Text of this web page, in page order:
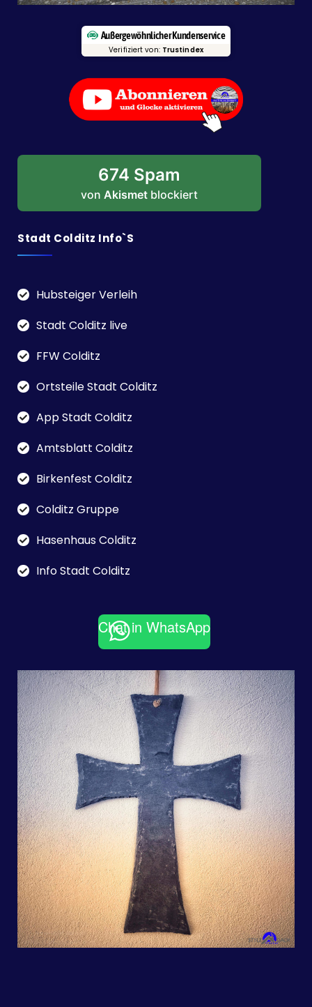
Außergewöhnlicher Kundenservice
Verifiziert von: Trustindex
674 Spam
von Akismet blockiert
Stadt Colditz Info`s
Hubsteiger Verleih
Stadt Colditz live
FFW Colditz
Ortsteile Stadt Colditz
App Stadt Colditz
Amtsblatt Colditz
Birkenfest Colditz
Colditz Gruppe
Hasenhaus Colditz
Info Stadt Colditz
Chat in WhatsApp